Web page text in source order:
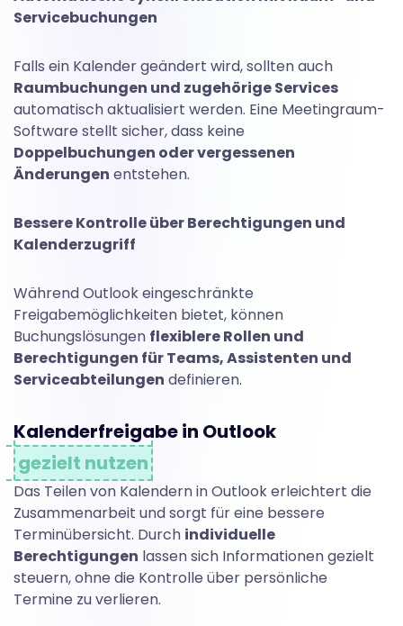
Servicebuchungen
Falls ein Kalender geändert wird, sollten auch
Raumbuchungen und zugehörige Services
automatisch aktualisiert werden. Eine Meetingraum-
Software stellt sicher, dass keine
Doppelbuchungen oder vergessenen
Änderungen entstehen.
Bessere Kontrolle über Berechtigungen und
Kalenderzugriff
Während Outlook eingeschränkte
Freigabemöglichkeiten bietet, können
Buchungslösungen flexiblere Rollen und
Berechtigungen für Teams, Assistenten und
Serviceabteilungen definieren.
Kalenderfreigabe in Outlook
gezielt nutzen
Das Teilen von Kalendern in Outlook erleichtert die
Zusammenarbeit und sorgt für eine bessere
Terminübersicht. Durch individuelle
Berechtigungen lassen sich Informationen gezielt
steuern, ohne die Kontrolle über persönliche
Termine zu verlieren.